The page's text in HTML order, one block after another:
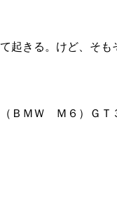
きる。けど、そも
ＢＭＷ Ｍ６）ＧＴ